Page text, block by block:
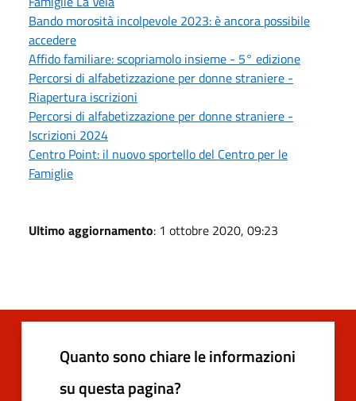
Bando morosità incolpevole 2023: è ancora possibile
accedere
Affido familiare: scopriamolo insieme - 5° edizione
Percorsi di alfabetizzazione per donne straniere -
Riapertura iscrizioni
Percorsi di alfabetizzazione per donne straniere -
Iscrizioni 2024
Centro Point: il nuovo sportello del Centro per le
Famiglie
Ultimo aggiornamento: 1 ottobre 2020, 09:23
Quanto sono chiare le informazioni
su questa pagina?